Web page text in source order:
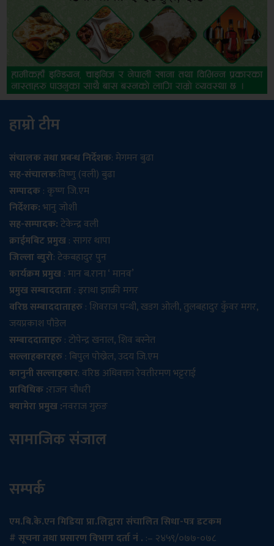
हाम्रो टीम
संचालक तथा प्रबन्ध निर्देशक: मेगमन बुढा
सह-संचालक:विष्णु (वली) बुढा
सम्पादक: कृष्ण जि.एम
निर्देशक:भानु जोशी
सह-सम्पादक:टेकेन्द्र वली
क्राईमबिट प्रमुख: सागर थापा
जिल्ला ब्युरो: टेकबहादुर पुन
कार्यक्रम प्रमुख: मान ब.राना ‘ मानव’
प्रमुख सम्बाददाता: इराधा झाक्री मगर
वरिष्ठ सम्बाददाताहरु: शिवराज पन्थी, खडग ओली, तुलबहादुर कुँवर मगर,
जयप्रकाश पौडेल
सम्बाददाताहरु: टोपेन्द्र खनाल, शिव बस्नेत
सल्लाहकारहरु: बिपुल पोख्रेल, उदय जि.एम
कानुनी सल्लाहकार: वरिष्ठ अधिवक्ता रेवतीरमण भट्टराई
प्राविधिक :राजन चौधरी
क्यामेरा प्रमुख :नवराज गुरुङ
सामाजिक संजाल
सम्पर्क
एम.बि.के.एन मिडिया प्रा.लिद्वारा संचालित सिधा-पत्र डटकम
# सूचना तथा प्रसारण विभाग दर्ता नं . :– २४५९/०७७-०७८